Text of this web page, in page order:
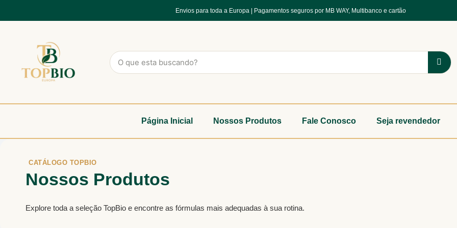
Envios para toda a Europa | Pagamentos seguros por MB WAY, Multibanco e cartão
Página Inicial Nossos Produtos Fale Conosco Seja revendedor
CATÁLOGO TOPBIO
Nossos Produtos
Explore toda a seleção TopBio e encontre as fórmulas mais adequadas à sua rotina.